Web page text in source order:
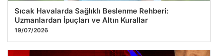
Sıcak Havalarda Sağlıklı Beslenme Rehberi:
Uzmanlardan İpuçları ve Altın Kurallar
19/07/2026